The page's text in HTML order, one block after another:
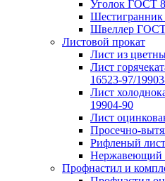
Уголок ГОСТ
Швеллер ГОСТ
Листовой прокат
Лист из
Лист
16523-97/
Лист
19904-90
Лист
Просечно-
Рифленый
Нержавеющий
Профнастил и